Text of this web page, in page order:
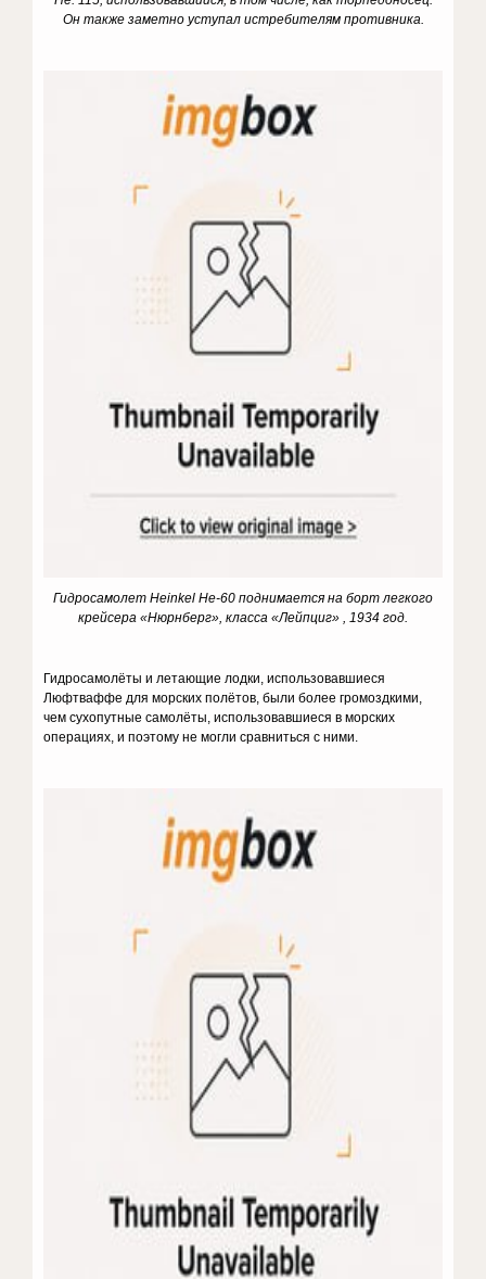
Он также заметно уступал истребителям противника.
Гидросамолет Heinkel He-60 поднимается на борт легкого
крейсера «Нюрнберг», класса «Лейпциг» , 1934 год.
Гидросамолёты и летающие лодки, использовавшиеся
Люфтваффе для морских полётов, были более громоздкими,
чем сухопутные самолёты, использовавшиеся в морских
операциях, и поэтому не могли сравниться с ними.